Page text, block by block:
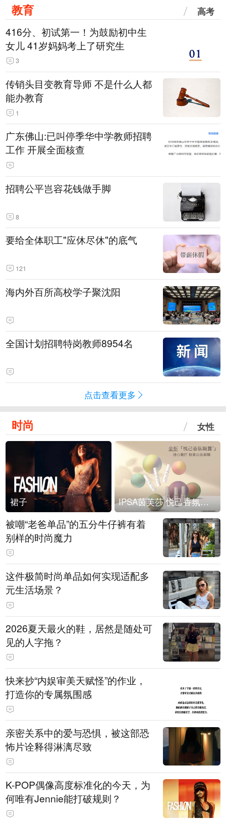
教育 高考
416分、初试第一！为鼓励初中生
女儿 41岁妈妈考上了研究生
3
传销头目变教育导师 不是什么人都
能办教育
1
广东佛山:已叫停季华中学教师招聘
工作 开展全面核查
招聘公平岂容花钱做手脚
8
要给全体职工"应休尽休"的底气
121
海内外百所高校学子聚沈阳
全国计划招聘特岗教师8954名
点击查看更多
时尚 女性
裙子 IPSA茵芙莎 悦己香氛凝露上市
被嘲“老爸单品”的五分牛仔裤有着
别样的时尚魔力
这件极简时尚单品如何实现适配多
元生活场景？
2026夏天最火的鞋，居然是随处可
见的人字拖？
快来抄“内娱审美天赋怪”的作业，
打造你的专属氛围感
亲密关系中的爱与恐惧，被这部恐
怖片诠释得淋漓尽致
K-POP偶像高度标准化的今天，为
何唯有Jennie能打破规则？